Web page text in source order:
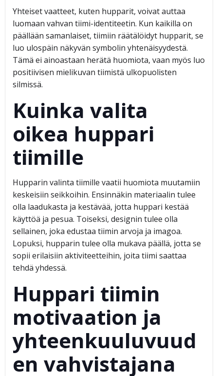
Yhteiset vaatteet, kuten hupparit, voivat auttaa
luomaan vahvan tiimi-identiteetin. Kun kaikilla on
päällään samanlaiset, tiimiin räätälöidyt hupparit, se
luo ulospäin näkyvän symbolin yhtenäisyydestä.
Tämä ei ainoastaan herätä huomiota, vaan myös luo
positiivisen mielikuvan tiimistä ulkopuolisten
silmissä.
Kuinka valita
oikea huppari
tiimille
Hupparin valinta tiimille vaatii huomiota muutamiin
keskeisiin seikkoihin. Ensinnäkin materiaalin tulee
olla laadukasta ja kestävää, jotta huppari kestää
käyttöä ja pesua. Toiseksi, designin tulee olla
sellainen, joka edustaa tiimin arvoja ja imagoa.
Lopuksi, hupparin tulee olla mukava päällä, jotta se
sopii erilaisiin aktiviteetteihin, joita tiimi saattaa
tehdä yhdessä.
Huppari tiimin
motivaation ja
yhteenkuuluvuud
en vahvistajana